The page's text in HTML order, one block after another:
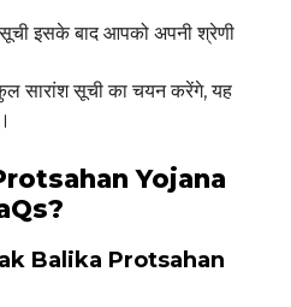
इसके बाद आपको अपनी श्रेणी
सारांश सूची का चयन करेंगे, यह
Yojana
Balika Protsahan